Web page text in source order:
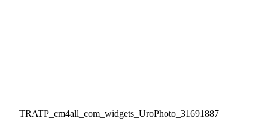
TRATP_cm4all_com_widgets_UroPhoto_31691887